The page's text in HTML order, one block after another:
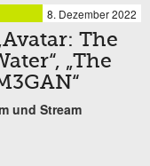
8. Dezember 2022
The
„The
und Stream